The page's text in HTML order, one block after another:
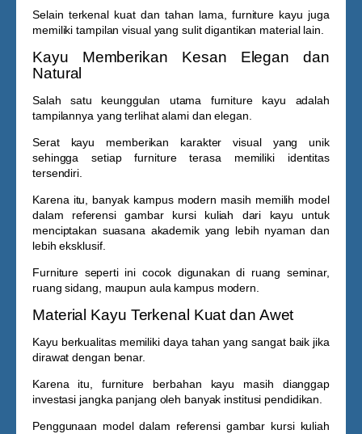
Selain terkenal kuat dan tahan lama, furniture kayu juga
memiliki tampilan visual yang sulit digantikan material lain.
Kayu Memberikan Kesan Elegan dan
Natural
Salah satu keunggulan utama furniture kayu adalah
tampilannya yang terlihat alami dan elegan.
Serat kayu memberikan karakter visual yang unik
sehingga setiap furniture terasa memiliki identitas
tersendiri.
Karena itu, banyak kampus modern masih memilih model
dalam referensigambar kursi kuliah dari kayu untuk
menciptakan suasana akademik yang lebih nyaman dan
lebih eksklusif.
Furniture seperti ini cocok digunakan di ruang seminar,
ruang sidang, maupun aula kampus modern.
Material Kayu Terkenal Kuat dan Awet
Kayu berkualitas memiliki daya tahan yang sangat baik jika
dirawat dengan benar.
Karena itu, furniture berbahan kayu masih dianggap
investasi jangka panjang oleh banyak institusi pendidikan.
Penggunaan model dalam referensi gambar kursi kuliah